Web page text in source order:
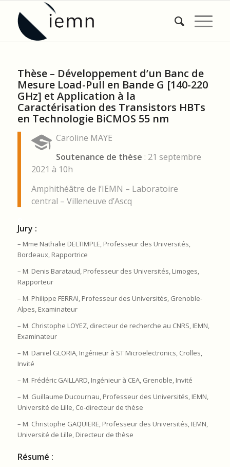
Thèse – Développement d’un Banc de
Mesure Load-Pull en Bande G [140-220
GHz] et Application à la
Caractérisation des Transistors HBTs
en Technologie BiCMOS 55 nm
Caroline MAYE
Soutenance de thèse : 21 septembre
2021 à 10h
Amphithéâtre de l’IEMN – Laboratoire
central – Villeneuve d’Ascq
Jury :
– Mme Nathalie DELTIMPLE, Professeur des Universités,
Bordeaux, Rapportrice
– M. Denis Barataud, Professeur des Universités, Limoges,
Rapporteur
– M. Philippe FERRAI, Professeur des Universités, Grenoble-
Alpes, Examinateur
– M. Christophe LOYEZ, directeur de recherche au CNRS, IEMN,
Examinateur
– M. Daniel GLORIA, Ingénieur à ST Microelectronics, Crolles,
Invité
– M. Frédéric GAILLARD, Ingénieur à CEA, Grenoble, Invité
– M. Guillaume Ducournau, Professeur des Universités, IEMN,
Université de Lille, Co-directeur de thèse
– M. Christophe GAQUIERE, Professeur des Universités, IEMN,
Université de Lille, Directeur de thèse
Résumé :